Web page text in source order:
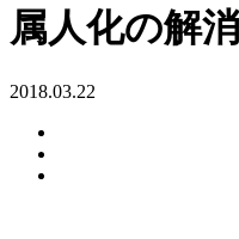
属人化の解
2018.03.22